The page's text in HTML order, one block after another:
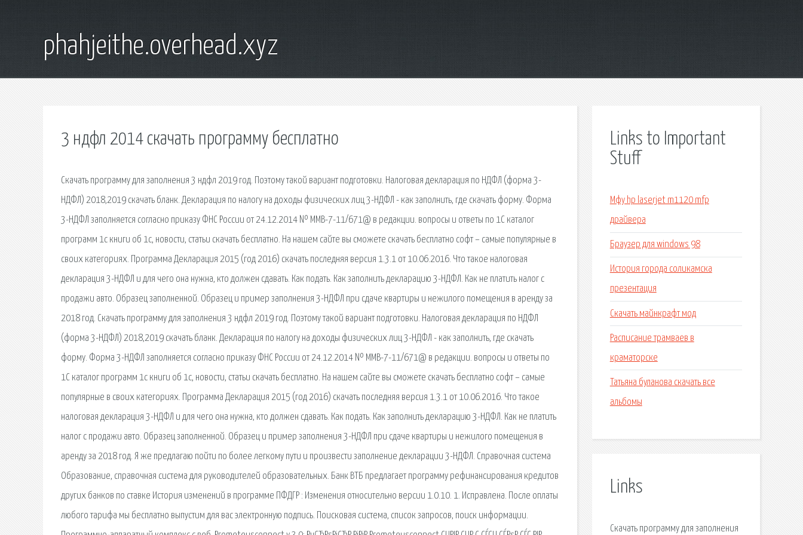
phahjeithe.overhead.xyz
3 ндфл 2014 скачать программу бесплатно
Скачать программу для заполнения 3 ндфл 2019 год. Поэтому такой вариант подготовки. Налоговая декларация по НДФЛ (форма 3-
НДФЛ) 2018,2019 скачать бланк. Декларация по налогу на доходы физических лиц 3-НДФЛ - как заполнить, где скачать форму. Форма
3-НДФЛ заполняется согласно приказу ФНС России от 24.12.2014 № ММВ-7-11/671@ в редакции. вопросы и ответы по 1С каталог
программ 1с книги об 1с, новости, статьи скачать бесплатно. На нашем сайте вы сможете скачать бесплатно софт – самые популярные в
своих категориях. Программа Декларация 2015 (год 2016) скачать последняя версия 1.3.1 от 10.06.2016. Что такое налоговая
декларация 3-НДФЛ и для чего она нужна, кто должен сдавать. Как подать. Как заполнить декларацию 3-НДФЛ. Как не платить налог с
продажи авто. Образец заполненной. Образец и пример заполнения 3-НДФЛ при сдаче квартиры и нежилого помещения в аренду за
2018 год. Скачать программу для заполнения 3 ндфл 2019 год. Поэтому такой вариант подготовки. Налоговая декларация по НДФЛ
(форма 3-НДФЛ) 2018,2019 скачать бланк. Декларация по налогу на доходы физических лиц 3-НДФЛ - как заполнить, где скачать
форму. Форма 3-НДФЛ заполняется согласно приказу ФНС России от 24.12.2014 № ММВ-7-11/671@ в редакции. вопросы и ответы по
1С каталог программ 1с книги об 1с, новости, статьи скачать бесплатно. На нашем сайте вы сможете скачать бесплатно софт – самые
популярные в своих категориях. Программа Декларация 2015 (год 2016) скачать последняя версия 1.3.1 от 10.06.2016. Что такое
налоговая декларация 3-НДФЛ и для чего она нужна, кто должен сдавать. Как подать. Как заполнить декларацию 3-НДФЛ. Как не платить
налог с продажи авто. Образец заполненной. Образец и пример заполнения 3-НДФЛ при сдаче квартиры и нежилого помещения в
аренду за 2018 год. Я же предлагаю пойти по более легкому пути и произвести заполнение декларации 3-НДФЛ. Справочная система
Образование, справочная система для руководителей образовательных. Банк ВТБ предлагает программу рефинансирования кредитов
других банков по ставке История изменений в программе ПФДГР : Изменения относительно версии 1.0.10. 1. Исправлена. После оплаты
любого тарифа мы бесплатно выпустим для вас электронную подпись. Поисковая сиcтема, список запросов, поиск информации.
Links to Important
Stuff
Мфу hp laserjet m1120 mfp
драйвера
Браузер для windows 98
История города соликамска
презентация
Скачать майнкрафт мод
Расписание трамваев в
краматорске
Татьяна буланова скачать все
альбомы
Links
Скачать программу для заполнения